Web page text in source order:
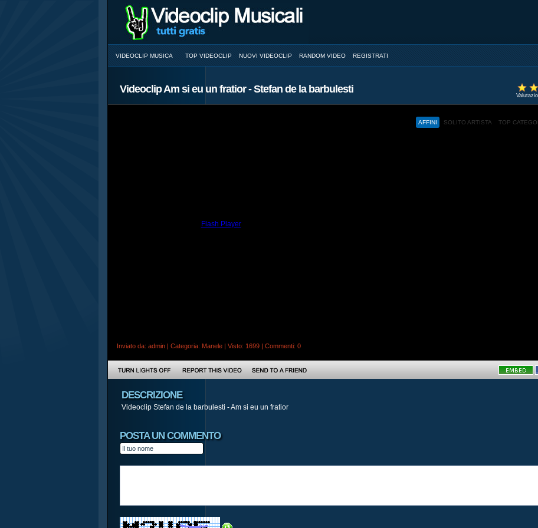
VIDEOCLIP MUSICA TOP VIDEOCLIP NUOVI VIDEOCLIP RANDOM VIDEO REGISTRATI
Videoclip Am si eu un fratior - Stefan de la barbulesti
Flash Playerinstalled and a browser with JavaScript support.
AFFINI SOLITO ARTISTA TOP
Inviato da: admin | Categoria: Manele | Visto: 1699 | Commenti: 0
DESCRIZIONE
Videoclip Stefan de la barbulesti - Am si eu un fratior
POSTA UN COMMENTO